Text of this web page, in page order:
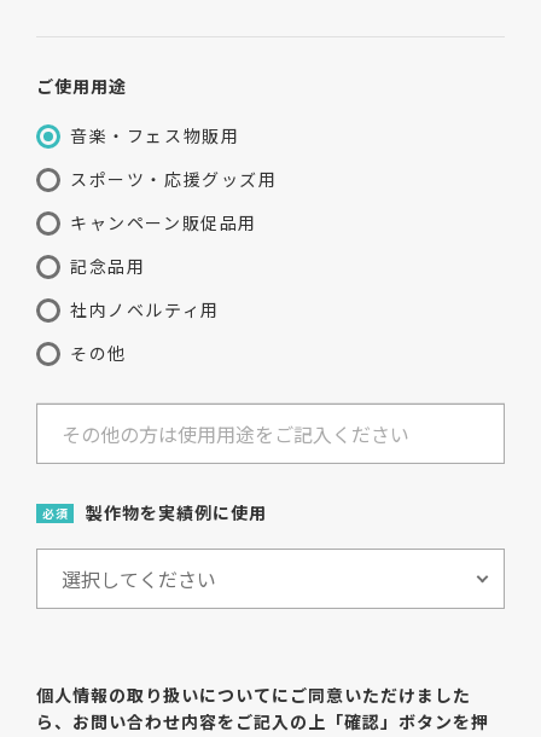
ご使用用途
音楽・フェス物販用
スポーツ・応援グッズ用
キャンペーン販促品用
記念品用
社内ノベルティ用
その他
必須 製作物を実績例に使用
個人情報の取り扱いについてにご同意いただけました
ら、 お問い合わせ内容をご記入の上「確認」ボタンを押